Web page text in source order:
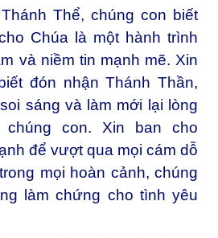
Thể, chúng con biết
Chúa là một hành trình
và niềm tin mạnh mẽ. Xin
đón nhận Thánh Thần,
sáng và làm mới lại lòng
chúng con. Xin ban cho
để vượt qua mọi cám dỗ
mọi hoàn cảnh, chúng
làm chứng cho tình yêu